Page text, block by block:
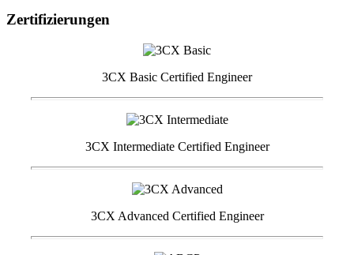
Zertifizierungen
3CX Basic Certified Engineer
3CX Intermediate Certified Engineer
3CX Advanced Certified Engineer